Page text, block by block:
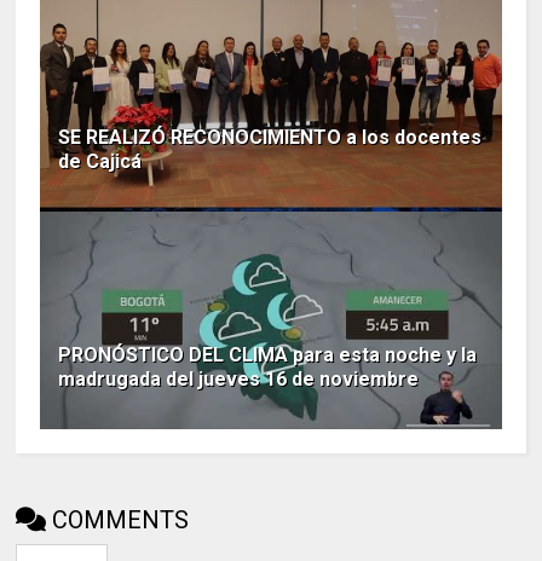
SE REALIZÓ RECONOCIMIENTO a los docentes
de Cajicá
PRONÓSTICO DEL CLIMA para esta noche y la
madrugada del jueves 16 de noviembre
COMMENTS